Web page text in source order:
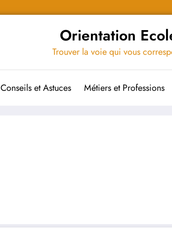
Orientation
Trouver la voie qui vous
Conseils et Astuces Métiers et Professions